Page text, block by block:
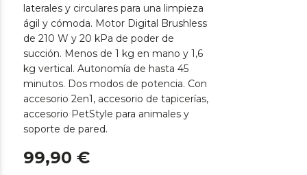
laterales y circulares para una limpieza
ágil y cómoda. Motor Digital Brushless
de 210 W y 20 kPa de poder de
succión. Menos de 1 kg en mano y 1,6
kg vertical. Autonomía de hasta 45
minutos. Dos modos de potencia. Con
accesorio 2en1, accesorio de tapicerías,
accesorio PetStyle para animales y
soporte de pared.
99,90 €